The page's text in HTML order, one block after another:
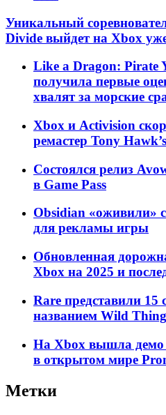
Уникальный
Divide выйдет на Xbox
Like a Dragon: Pirate
получила первые
хвалят за морские
Xbox и Activision
ремастер Tony
Состоялся релиз
в Game Pass
Obsidian «оживили»
для рекламы игры
Обновленная
Xbox на 2025 и
Rare представили 15
названием Wild
На Xbox вышла
в открытом мире
Метки